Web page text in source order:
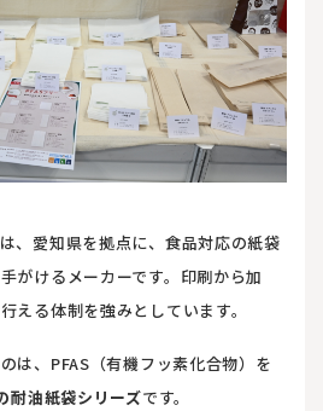
、愛知県を拠点に、食品対応の紙袋
がけるメーカーです。印刷から加
える体制を強みとしています。
は、PFAS（有機フッ素化合物）を
耐油紙袋シリーズです。